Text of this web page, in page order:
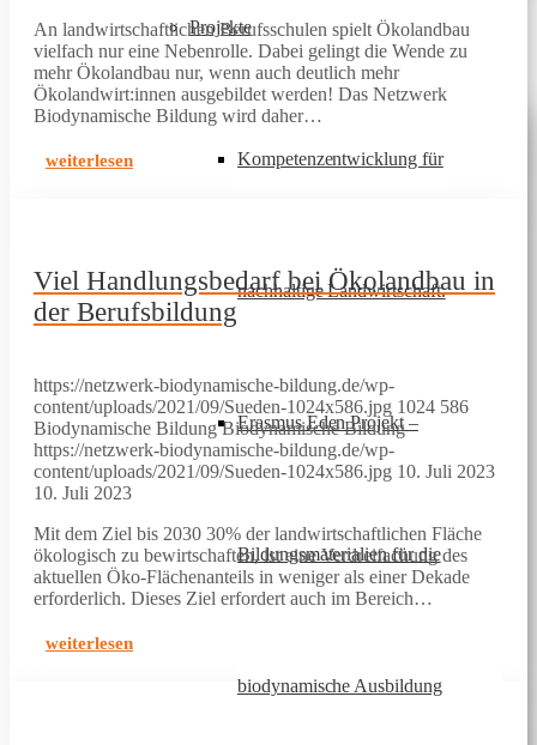
Projekte
Kompetenzentwicklung für
nachhaltige Landwirtschaft.
Erasmus Eden Projekt –
Bildungsmaterialien für die
biodynamische Ausbildung
An landwirtschaftlichen Berufsschulen spielt Ökolandbau
vielfach nur eine Nebenrolle. Dabei gelingt die Wende zu
mehr Ökolandbau nur, wenn auch deutlich mehr
Ökolandwirt:innen ausgebildet werden! Das Netzwerk
Biodynamische Bildung wird daher…
weiterlesen
Viel Handlungsbedarf bei Ökolandbau in
der Berufsbildung
https://netzwerk-biodynamische-bildung.de/wp-
content/uploads/2021/09/Sueden-1024x586.jpg 1024 586
Biodynamische Bildung Biodynamische Bildung
https://netzwerk-biodynamische-bildung.de/wp-
content/uploads/2021/09/Sueden-1024x586.jpg 10. Juli 2023
10. Juli 2023
Mit dem Ziel bis 2030 30% der landwirtschaftlichen Fläche
ökologisch zu bewirtschaften, ist eine Verdreifachung des
aktuellen Öko-Flächenanteils in weniger als einer Dekade
erforderlich. Dieses Ziel erfordert auch im Bereich…
weiterlesen